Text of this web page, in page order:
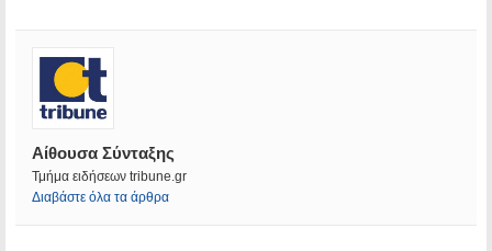
Αίθουσα Σύνταξης
Τμήμα ειδήσεων tribune.gr
Διαβάστε όλα τα άρθρα